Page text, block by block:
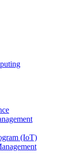
(IoT)